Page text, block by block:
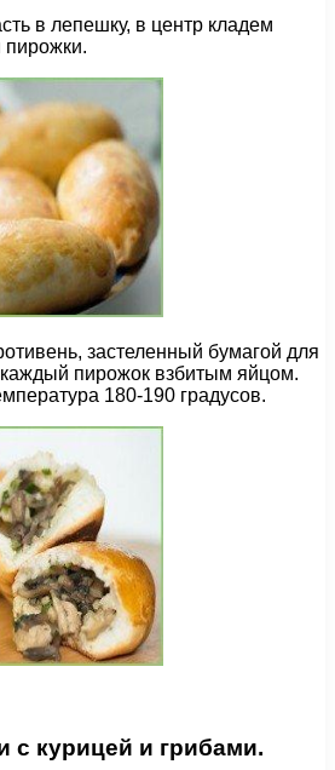
в лепешку, в центр кладем
застеленный бумагой для
пирожок взбитым яйцом.
180-190 градусов.
с курицей и грибами.